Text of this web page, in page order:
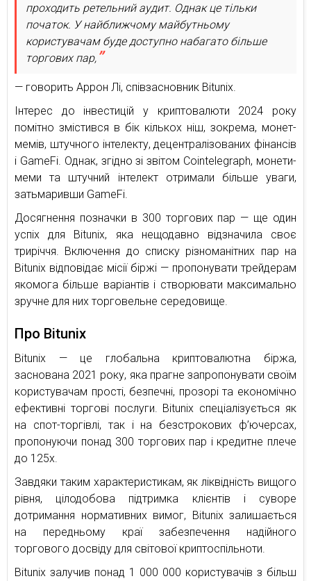
проходить ретельний аудит. Однак це тільки
початок. У найближчому майбутньому
користувачам буде доступно набагато більше
торгових пар,
— говорить Аррон Лі, співзасновник Bitunix.
Інтерес до інвестицій у криптовалюти 2024 року
помітно змістився в бік кількох ніш, зокрема, монет-
мемів, штучного інтелекту, децентралізованих фінансів
і GameFi. Однак, згідно зі звітом Cointelegraph, монети-
меми та штучний інтелект отримали більше уваги,
затьмаривши GameFi.
Досягнення позначки в 300 торгових пар — ще один
успіх для Bitunix, яка нещодавно відзначила своє
триріччя. Включення до списку різноманітних пар на
Bitunix відповідає місії біржі — пропонувати трейдерам
якомога більше варіантів і створювати максимально
зручне для них торговельне середовище.
Про Bitunix
Bitunix — це глобальна криптовалютна біржа,
заснована 2021 року, яка прагне запропонувати своїм
користувачам прості, безпечні, прозорі та економічно
ефективні торгові послуги. Bitunix спеціалізується як
на спот-торгівлі, так і на безстрокових ф’ючерсах,
пропонуючи понад 300 торгових пар і кредитне плече
до 125x.
Завдяки таким характеристикам, як ліквідність вищого
рівня, цілодобова підтримка клієнтів і суворе
дотримання нормативних вимог, Bitunix залишається
на передньому краї забезпечення надійного
торгового досвіду для світової криптоспільноти.
Bitunix залучив понад 1 000 000 користувачів з більш